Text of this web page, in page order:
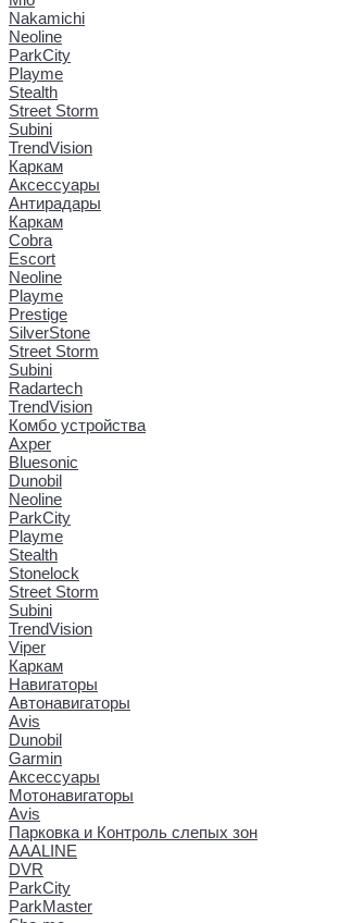
Nakamichi
Neoline
ParkCity
Playme
Stealth
Street Storm
Subini
TrendVision
Каркам
Аксессуары
Антирадары
Каркам
Cobra
Escort
Neoline
Playme
Prestige
SilverStone
Street Storm
Subini
Radartech
TrendVision
Комбо устройства
Axper
Bluesonic
Dunobil
Neoline
ParkCity
Playme
Stealth
Stonelock
Street Storm
Subini
TrendVision
Viper
Каркам
Навигаторы
Автонавигаторы
Avis
Dunobil
Garmin
Аксессуары
Мотонавигаторы
Avis
Парковка и Контроль слепых зон
AAALINE
DVR
ParkCity
ParkMaster